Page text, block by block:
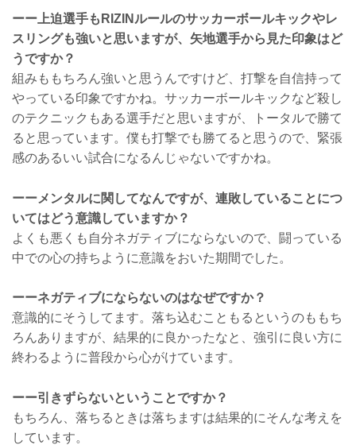
ーー上迫選手もRIZINルールのサッカーボールキックやレ
スリングも強いと思いますが、矢地選手から見た印象はど
うですか？
組みももちろん強いと思うんですけど、打撃を自信持って
やっている印象ですかね。サッカーボールキックなど殺し
のテクニックもある選手だと思いますが、トータルで勝て
ると思っています。僕も打撃でも勝てると思うので、緊張
感のあるいい試合になるんじゃないですかね。
ーーメンタルに関してなんですが、連敗していることにつ
いてはどう意識していますか？
よくも悪くも自分ネガティブにならないので、闘っている
中での心の持ちように意識をおいた期間でした。
ーーネガティブにならないのはなぜですか？
意識的にそうしてます。落ち込むこともるというのももち
ろんありますが、結果的に良かったなと、強引に良い方に
終わるように普段から心がけています。
ーー引きずらないということですか？
もちろん、落ちるときは落ちますは結果的にそんな考えを
しています。